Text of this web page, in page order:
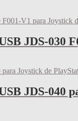
JDS-030
JDS-040